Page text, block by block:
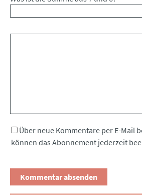
Über neue Kommentare per E-Mail
können das Abonnement jederzeit